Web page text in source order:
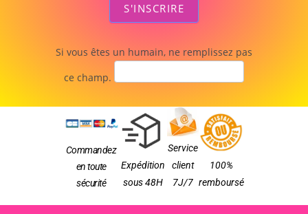
S'INSCRIRE
Si vous êtes un humain, ne remplissez pas
ce champ.
Commandez
en toute
sécurité
Expédition
sous 48H
Service
client
7J/7
100%
remboursé